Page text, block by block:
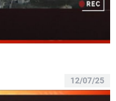
12/07/25